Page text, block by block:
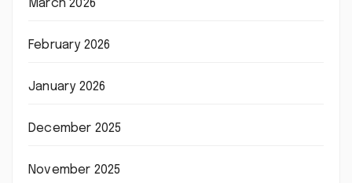
March 2026
February 2026
January 2026
December 2025
November 2025